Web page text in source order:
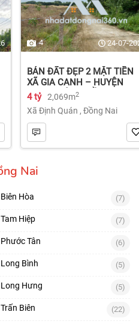
4 24-07-
BÁN ĐẤT ĐẸP 2 MẶT TIỀN
XÃ GIA CANH – HUYỆN
ĐỊNH QUÁN – ĐỒNG NAI dt
2.069m² 4 tỷ
4 tỷ 2,069m2
Xã Định Quán , Đồng Nai
Nai
Hòa (7)
Hiệp (7)
Tân (6)
Bình (5)
Hưng (5)
Biên (22)